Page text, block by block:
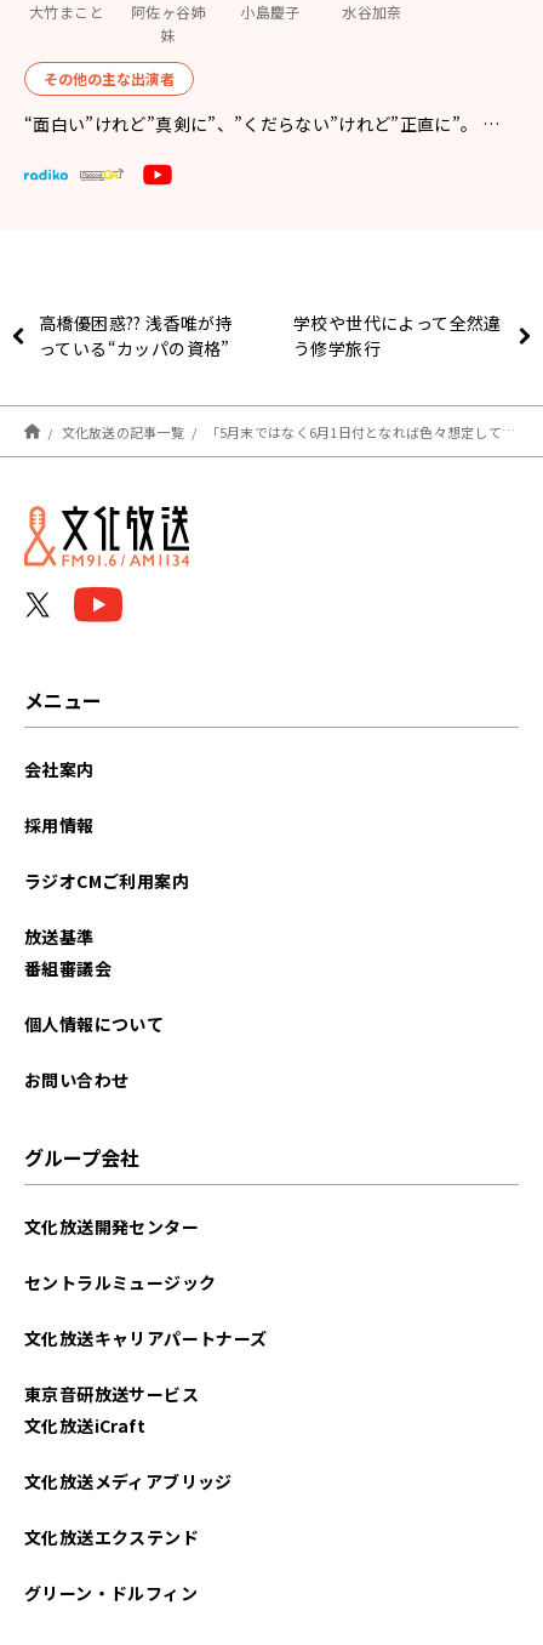
大竹まこと
阿佐ヶ谷姉
妹
小島慶子 水谷加奈
その他の主な出演者
“面白い”けれど”真剣に”、”くだらない”けれど”正直に”。 …
高橋優困惑?? 浅香唯が持
っている“カッパの資格”
学校や世代によって全然違
う修学旅行
文化放送の記事一覧 「5月末ではなく6月1日付となれば色々想定して決めたと思われても仕方ない」大竹まこと、総理長男の更迭対応を疑問視
メニュー
会社案内
採用情報
ラジオCMご利用案内
放送基準
番組審議会
個人情報について
お問い合わせ
グループ会社
文化放送開発センター
セントラルミュージック
文化放送キャリアパートナーズ
東京音研放送サービス
文化放送iCraft
文化放送メディアブリッジ
文化放送エクステンド
グリーン・ドルフィン